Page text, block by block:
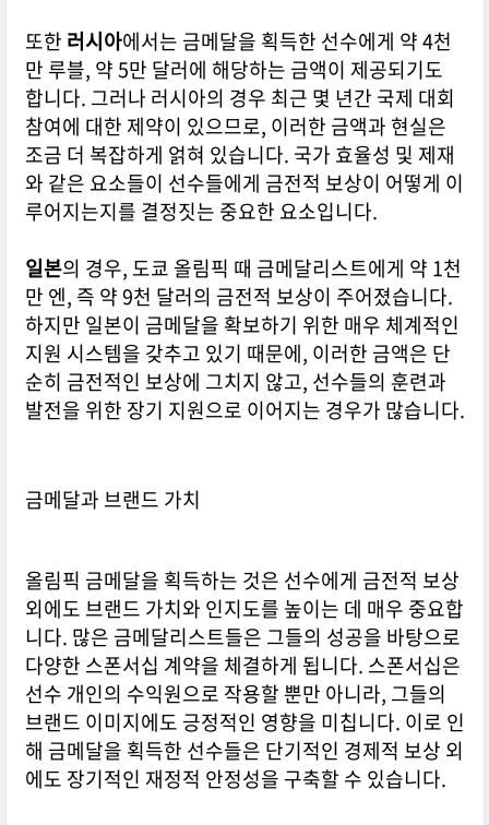
또한 러시아에서는 금메달을 획득한 선수에게 약 4천
만 루블, 약 5만 달러에 해당하는 금액이 제공되기도
합니다. 그러나 러시아의 경우 최근 몇 년간 국제 대회
참여에 대한 제약이 있으므로, 이러한 금액과 현실은
조금 더 복잡하게 얽혀 있습니다. 국가 효율성 및 제재
와 같은 요소들이 선수들에게 금전적 보상이 어떻게 이
루어지는지를 결정짓는 중요한 요소입니다.
일본의 경우, 도쿄 올림픽 때 금메달리스트에게 약 1천
만 엔, 즉 약 9천 달러의 금전적 보상이 주어졌습니다.
하지만 일본이 금메달을 확보하기 위한 매우 체계적인
지원 시스템을 갖추고 있기 때문에, 이러한 금액은 단
순히 금전적인 보상에 그치지 않고, 선수들의 훈련과
발전을 위한 장기 지원으로 이어지는 경우가 많습니다.
금메달과 브랜드 가치
올림픽 금메달을 획득하는 것은 선수에게 금전적 보상
외에도 브랜드 가치와 인지도를 높이는 데 매우 중요합
니다. 많은 금메달리스트들은 그들의 성공을 바탕으로
다양한 스폰서십 계약을 체결하게 됩니다. 스폰서십은
선수 개인의 수익원으로 작용할 뿐만 아니라, 그들의
브랜드 이미지에도 긍정적인 영향을 미칩니다. 이로 인
해 금메달을 획득한 선수들은 단기적인 경제적 보상 외
에도 장기적인 재정적 안정성을 구축할 수 있습니다.